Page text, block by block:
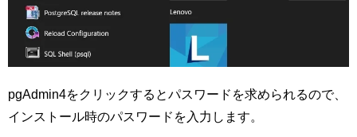
pgAdmin4をクリックするとパスワードを求められるので、
インストール時のパスワードを入力します。